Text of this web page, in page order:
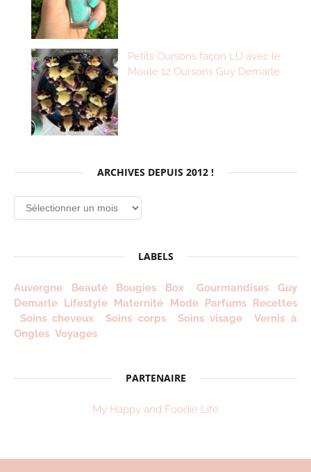
Petits Oursons façon LU avec le
Moule 12 Oursons Guy Demarle
ARCHIVES DEPUIS 2012 !
Archives
depuis
LABELS
Auvergne Beauté Bougies Box Gourmandises
Guy
Demarle Lifestyle Maternité Mode Parfums Recettes
Soins cheveux
Soins corps Soins visage
Vernis à
Ongles Voyages
PARTENAIRE
My Happy and Foodie Life